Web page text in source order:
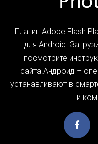
Плагин Adobe Flash
для Android.
посмотрите
сайта.Андроид –
устанавливают в
и